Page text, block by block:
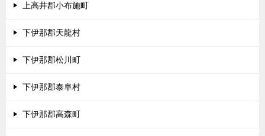
上高井郡小布施町
下伊那郡天龍村
下伊那郡松川町
下伊那郡泰阜村
下伊那郡高森町